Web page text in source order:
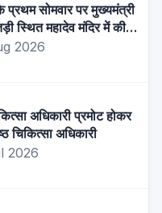
प्रथम सोमवार पर मुख्यमंत्री
स्थित महादेव मंदिर में की
2026
अधिकारी प्रमोट होकर
चिकित्सा अधिकारी
2026